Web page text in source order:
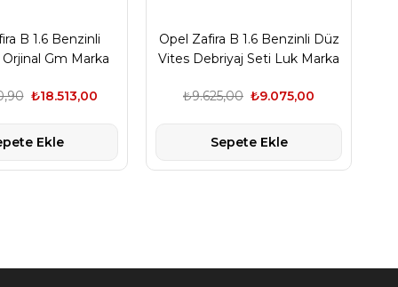
B 1.6 Benzinli
Gm Marka
₺18.513,00
Ekle
Opel Zafira B 1.6 Benzinli Düz
Vites Debriyaj Seti Luk Marka
₺9.075,00
₺9.625,00
Sepete Ekle